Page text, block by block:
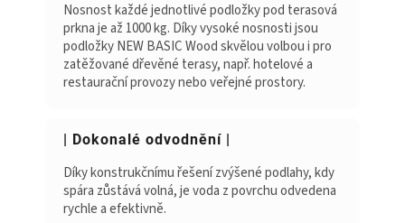
Nosnost každé jednotlivé podložky pod terasová
prkna je až 1000 kg. Díky vysoké nosnosti jsou
podložky NEW BASIC Wood skvělou volbou i pro
zatěžované dřevěné terasy, např. hotelové a
restaurační provozy nebo veřejné prostory.
| Dokonalé odvodnění |
Díky konstrukčnímu řešení zvýšené podlahy, kdy
spára zůstává volná, je voda z povrchu odvedena
rychle a efektivně.